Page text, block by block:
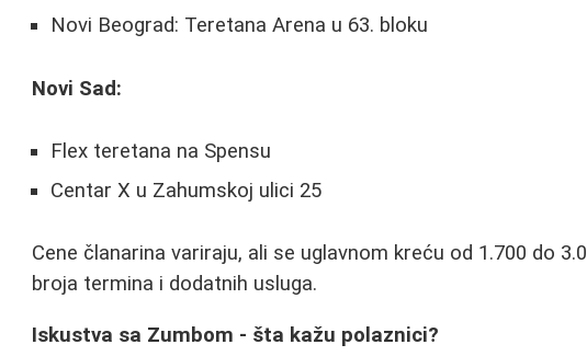
Novi Beograd: Teretana Arena u 63. bloku
Novi Sad:
Flex teretana na Spensu
Centar X u Zahumskoj ulici 25
Cene članarina variraju, ali se uglavnom kreću od 1.700 do
broja termina i dodatnih usluga.
Iskustva sa Zumbom - šta kažu polaznici?